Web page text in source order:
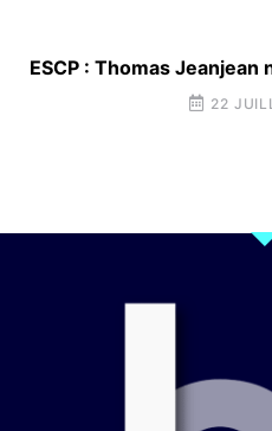
ESCP : Thomas
22